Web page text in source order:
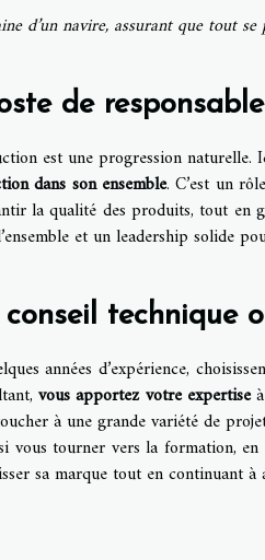
d’un navire, assurant que tout
de
est une progression naturelle.
dans son ensemble. C’est un
la qualité des produits, tout en
et un leadership solide
technique
années d’expérience,
vous apportez votre expertiseà
à une grande variété de
vous tourner vers la formation,
sa marque tout en continuant